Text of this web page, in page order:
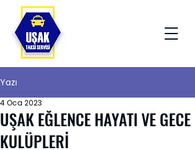
Yazı
UŞAK EĞLENCE HAYATI VE GECE
KULÜPLERİ
4 Oca 2023